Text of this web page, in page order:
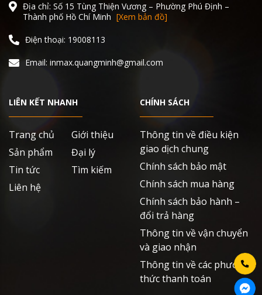
Địa chỉ: Số 15 Tùng Thiện Vương – Phường Phú Định –
Thành phố Hồ Chí Minh [Xem bản đồ]
Điện thoại: 19008113
Email: inmax.quangminh@gmail.com
LIÊN KẾT NHANH
Trang chủ
Giới thiệu
Sản phẩm
Đại lý
Tin tức
Tìm kiếm
Liên hệ
CHÍNH SÁCH
Thông tin về điều kiện
giao dịch chung
Chính sách bảo mật
Chính sách mua hàng
Chính sách bảo hành –
đổi trả hàng
Thông tin về vận chuyển
và giao nhận
Thông tin về các phương
thức thanh toán